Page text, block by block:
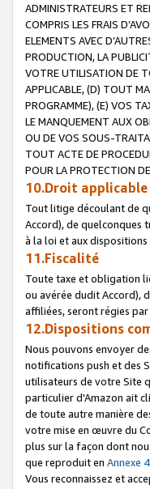
ADMINISTRATEURS ET
COMPRIS LES FRAIS
ELEMENTS AVEC
PRODUCTION, LA
VOTRE UTILISATION DE
APPLICABLE, (D) TOUT
PROGRAMME), (E) VOS
LE MANQUEMENT AUX
OU DE VOS SOUS-
TOUT ACTE DE
POUR LA PROTECTION
10.Droit
Tout litige découlant de
Accord), de quelconques
à la loi et aux
11.Fiscalité
Toute taxe et obligation
ou avérée dudit Accord),
affiliées, seront régies
12.Dispositions
Nous pouvons envoyer
notifications push et des
utilisateurs de votre Site
particulier d'Amazon ait
de toute autre manière
votre mise en œuvre du
plus sur la façon dont
que reproduit en Annexe 4
Vous reconnaissez et